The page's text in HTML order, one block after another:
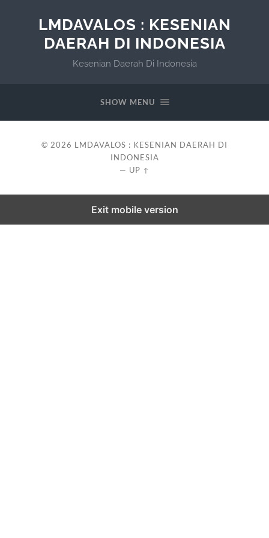
LMDAVALOS : KESENIAN
DAERAH DI INDONESIA
Kesenian Daerah Di Indonesia
SHOW MENU
© 2026 LMDAVALOS : KESENIAN DAERAH DI
INDONESIA
— UP ↑
Exit mobile version